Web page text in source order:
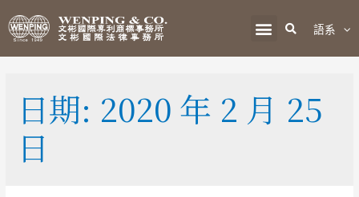
語系
日期: 2020 年 2 月 25
日